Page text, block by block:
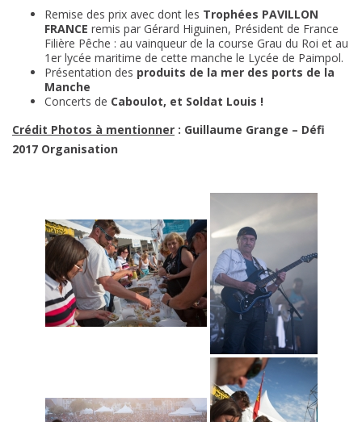
Remise des prix avec dont les Trophées PAVILLON
FRANCE remis par Gérard Higuinen, Président de France
Filière Pêche : au vainqueur de la course Grau du Roi et au
1er lycée maritime de cette manche le Lycée de Paimpol.
Présentation des produits de la mer des ports de la
Manche
Concerts de Caboulot, et Soldat Louis !
Crédit Photos à mentionner : Guillaume Grange – Défi
2017 Organisation